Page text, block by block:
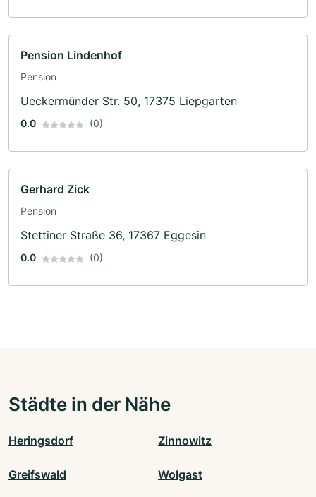
Pension Lindenhof
Pension
Ueckermünder Str. 50, 17375 Liepgarten
0.0 (0)
Gerhard Zick
Pension
Stettiner Straße 36, 17367 Eggesin
0.0 (0)
Städte in der Nähe
Heringsdorf Zinnowitz
Greifswald Wolgast